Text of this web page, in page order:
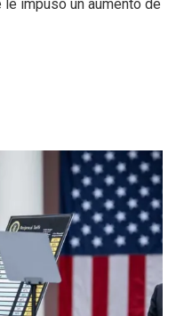
impuso un aumento de